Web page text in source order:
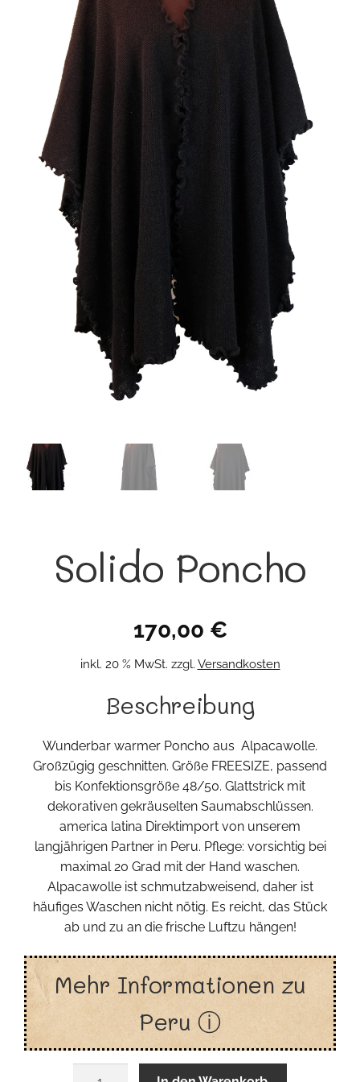
Solido Poncho
170,00 €
inkl. 20 % MwSt. zzgl. Versandkosten
Beschreibung
Wunderbar warmer Poncho aus Alpacawolle.
Großzügig geschnitten. Größe FREESIZE, passend
bis Konfektionsgröße 48/50. Glattstrick mit
dekorativen gekräuselten Saumabschlüssen.
america latina Direktimport von unserem
langjährigen Partner in Peru. Pflege: vorsichtig bei
maximal 20 Grad mit der Hand waschen.
Alpacawolle ist schmutzabweisend, daher ist
häufiges Waschen nicht nötig. Es reicht, das Stück
ab und zu an die frische Luftzu hängen!
Mehr Informationen zu
Peru ⓘ